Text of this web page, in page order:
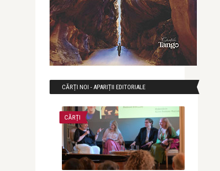
CĂRȚI NOI - APARIȚII EDITORIALE
CĂRȚI